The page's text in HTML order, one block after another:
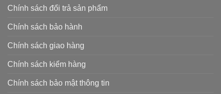
Chính sách đổi trả sản phẩm
Chính sách bảo hành
Chính sách giao hàng
Chính sách kiểm hàng
Chính sách bảo mật thông tin